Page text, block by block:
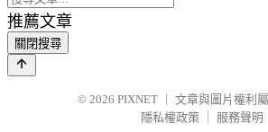
推薦文章
關閉搜尋
© 2026 PIXNET
文章與圖片權利
隱私權政策
服務聲明